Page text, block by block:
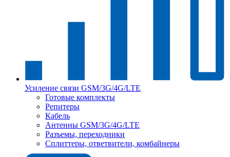
Усиление связи GSM/3G/4G/LTE
Готовые комплекты
Репитеры
Кабель
Антенны GSM/3G/4G/LTE
Разъемы, переходники
Сплиттеры, ответвители, комбайнеры